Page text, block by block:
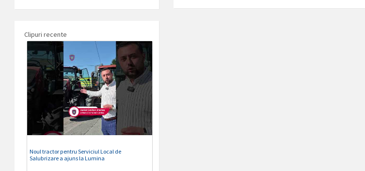
Clipuri recente
Noul tractor pentru Serviciul Local de
Salubrizare a ajuns la Lumina